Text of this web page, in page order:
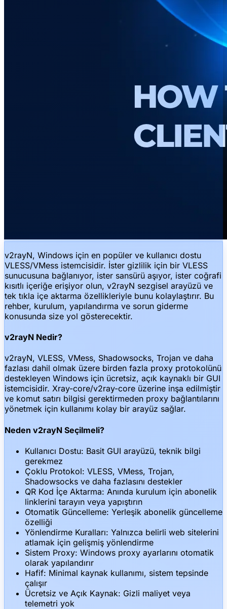
v2rayN, Windows için en popüler ve kullanıcı dostu
VLESS/VMess istemcisidir. İster gizlilik için bir VLESS
sunucusuna bağlanıyor, ister sansürü aşıyor, ister coğrafi
kısıtlı içeriğe erişiyor olun, v2rayN sezgisel arayüzü ve
tek tıkla içe aktarma özellikleriyle bunu kolaylaştırır. Bu
rehber, kurulum, yapılandırma ve sorun giderme
konusunda size yol gösterecektir.
v2rayN Nedir?
v2rayN, VLESS, VMess, Shadowsocks, Trojan ve daha
fazlası dahil olmak üzere birden fazla proxy protokolünü
destekleyen Windows için ücretsiz, açık kaynaklı bir GUI
istemcisidir. Xray-core/v2ray-core üzerine inşa edilmiştir
ve komut satırı bilgisi gerektirmeden proxy bağlantılarını
yönetmek için kullanımı kolay bir arayüz sağlar.
Neden v2rayN Seçilmeli?
Kullanıcı Dostu: Basit GUI arayüzü, teknik bilgi
gerekmez
Çoklu Protokol: VLESS, VMess, Trojan,
Shadowsocks ve daha fazlasını destekler
QR Kod İçe Aktarma: Anında kurulum için abonelik
linklerini tarayın veya yapıştırın
Otomatik Güncelleme: Yerleşik abonelik güncelleme
özelliği
Yönlendirme Kuralları: Yalnızca belirli web sitelerini
atlamak için gelişmiş yönlendirme
Sistem Proxy: Windows proxy ayarlarını otomatik
olarak yapılandırır
Hafif: Minimal kaynak kullanımı, sistem tepsinde
çalışır
Ücretsiz ve Açık Kaynak: Gizli maliyet veya
telemetri yok